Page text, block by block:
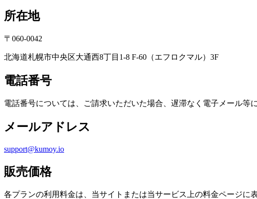
所在地
〒060-0042
北海道札幌市中央区大通西8丁目1-8 F-60（エフロクマル）3F
電話番号
電話番号については、ご請求いただいた場合、遅滞なく電子メール等
メールアドレス
support@kumoy.io
販売価格
各プランの利用料金は、当サイトまたは当サービス上の料金ページに